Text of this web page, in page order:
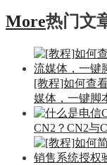
More热门文
[教程]如何查
媒体，一键脚
CN2？CN2与